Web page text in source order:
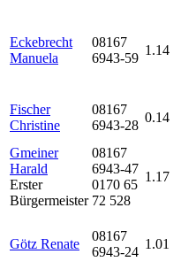
Eckebrecht
Manuela
08167
6943-59
1.14
Fischer
Christine
08167
6943-28
0.14
Gmeiner
Harald
Erster
Bürgermeister
08167
6943-47
0170 65
72 528
1.17
Götz Renate
08167
6943-24
1.01